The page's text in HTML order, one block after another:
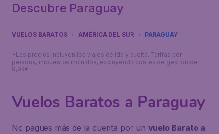
Descubre Paraguay
VUELOS BARATOS AMÉRICA DEL SUR PARAGUAY
*Los precios incluyen los viajes de ida y vuelta. Tarifas por
persona, impuestos incluidos, excluyendo costes de gestión de
9,99€.
Vuelos Baratos a Paraguay
No pagues más de la cuenta por un vuelo Barato a